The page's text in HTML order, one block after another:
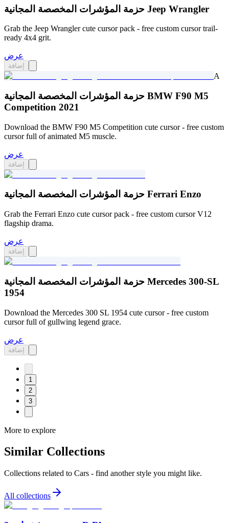
حزمة المؤشرات المخصصة المجانية Jeep Wrangler
Grab the Jeep Wrangler cute cursor pack - free custom cursor trail-
ready 4x4 grit.
عرض
إضافة
A
حزمة المؤشرات المخصصة المجانية BMW F90 M5
Competition 2021
Download the BMW F90 M5 Competition cute cursor - free custom
cursor full of animated M5 muscle.
عرض
إضافة
حزمة المؤشرات المخصصة المجانية Ferrari Enzo
Grab the Ferrari Enzo cute cursor pack - free custom cursor V12
flagship drama.
عرض
إضافة
حزمة المؤشرات المخصصة المجانية Mercedes 300-SL
1954
Download the Mercedes 300 SL 1954 cute cursor - free custom
cursor full of gullwing legend grace.
عرض
إضافة
1
2
3
More to explore
Similar Collections
Collections related to Cars - find another style you might like.
All collections